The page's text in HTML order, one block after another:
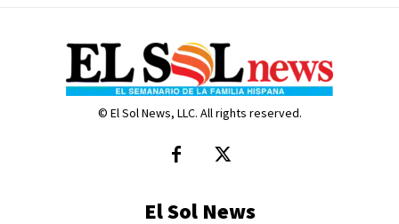
© El Sol News, LLC. All rights reserved.
El Sol News